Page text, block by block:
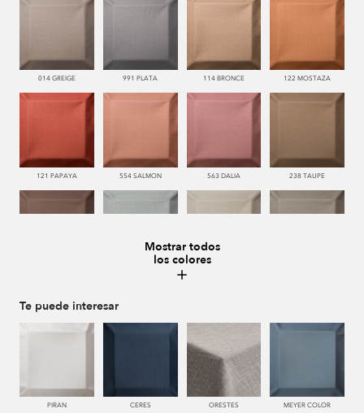
014 GREIGE 991 PLATA 114 BRONCE 122 MOSTAZA
121 PAPAYA 554 SALMON 563 DALIA 238 TAUPE
450 ESMERALDA
Mostrar todos
los colores
Te puede interesar
PIRAN CERES ORESTES MEYER COLOR